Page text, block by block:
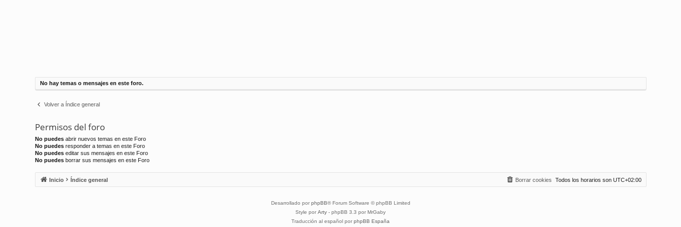
No hay temas o mensajes en este foro.
Volver a Índice general
Permisos del foro
No puedesabrir nuevos temas en este Foro
No puedesresponder a temas en este Foro
No puedeseditar sus mensajes en este Foro
No puedesborrar sus mensajes en este Foro
Inicio Índice general Todos los horarios son UTC+02:00
Borrar cookies
Desarrollado por phpBB® Forum Software © phpBB Limited
Style por Arty - phpBB 3.3 por MrGaby
Traducción al español por phpBB España